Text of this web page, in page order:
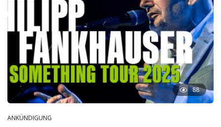
88
ANKÜNDIGUNG